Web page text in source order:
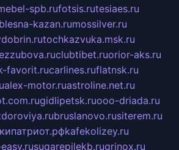
spb.rufotsis.rutesiaes.ru
blesna-kazan.rumossilver.ru
tochkazvuka.msk.ru
clubtibet.ruorior-aks.ru
favorit.rucarlines.ruflatnsk.ru
alex-motor.ruastroline.net.ru
gidlipetsk.ruooo-driada.ru
bruslanovo.rusiterem.ru
kafekolizey.ru
sugarepilekb.rugrinox.ru